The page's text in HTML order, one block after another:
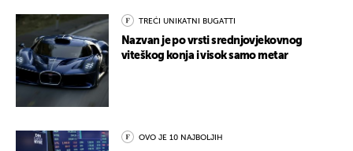
TREĆI UNIKATNI BUGATTI
Nazvan je po vrsti srednjovjekovnog
viteškog konja i visok samo metar
OVO JE 10 NAJBOLJIH